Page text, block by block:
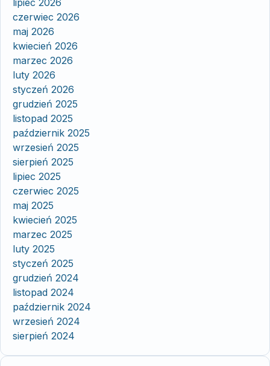
lipiec 2026
czerwiec 2026
maj 2026
kwiecień 2026
marzec 2026
luty 2026
styczeń 2026
grudzień 2025
listopad 2025
październik 2025
wrzesień 2025
sierpień 2025
lipiec 2025
czerwiec 2025
maj 2025
kwiecień 2025
marzec 2025
luty 2025
styczeń 2025
grudzień 2024
listopad 2024
październik 2024
wrzesień 2024
sierpień 2024